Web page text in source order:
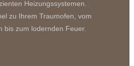
Heizungssystemen.
zu Ihrem Traumofen, vom
bis zum lodernden Feuer.